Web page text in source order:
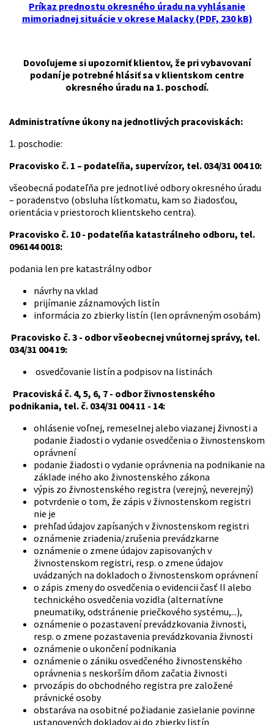
Príkaz prednostu okresného úradu na vyhlásanie
mimoriadnej situácie v okrese Malacky (PDF, 230 kB)
Dovoľujeme si upozorniť klientov, že pri vybavovaní
podaní je potrebné hlásiť sa v klientskom centre
okresného úradu na 1. poschodí.
Administratívne úkony na jednotlivých pracoviskách:
1. poschodie:
Pracovisko č. 1 – podateľňa, supervízor, tel. 034/31 004 10:
všeobecná podateľňa pre jednotlivé odbory okresného úradu
– poradenstvo (obsluha lístkomatu, kam so žiadosťou,
orientácia v priestoroch klientskeho centra).
Pracovisko č. 10 - podateľňa katastrálneho odboru, tel.
096144 0018:
podania len pre katastrálny odbor
návrhy na vklad
prijímanie záznamových listín
informácia zo zbierky listín (len oprávneným osobám)
Pracovisko č. 3 - odbor všeobecnej vnútornej správy, tel.
034/31 004 19:
osvedčovanie listín a podpisov na listinách
Pracoviská č. 4, 5, 6, 7 - odbor živnostenského
podnikania, tel. č. 034/31 004 11 - 14:
ohlásenie voľnej, remeselnej alebo viazanej živnosti a
podanie žiadosti o vydanie osvedčenia o živnostenskom
oprávnení
podanie žiadosti o vydanie oprávnenia na podnikanie na
základe iného ako živnostenského zákona
výpis zo živnostenského registra (verejný, neverejný)
potvrdenie o tom, že zápis v živnostenskom registri
nie je
prehľad údajov zapísaných v živnostenskom registri
oznámenie zriadenia/zrušenia prevádzkarne
oznámenie o zmene údajov zapisovaných v
živnostenskom registri, resp. o zmene údajov
uvádzaných na dokladoch o živnostenskom oprávnení
o zápis zmeny do osvedčenia o evidencii časť II alebo
technického osvedčenia vozidla (alternatívne
pneumatiky, odstránenie priečkového systému,...),
oznámenie o pozastavení prevádzkovania živnosti,
resp. o zmene pozastavenia prevádzkovania živnosti
oznámenie o ukončení podnikania
oznámenie o zániku osvedčeného živnostenského
oprávnenia s neskorším dňom začatia živnosti
prvozápis do obchodného registra pre založené
právnické osoby
obstaráva na osobitné požiadanie zasielanie povinne
ustanovených dokladov aj do zbierky listín